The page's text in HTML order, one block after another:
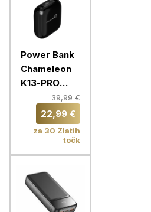
Power Bank
Chameleon
K13-PRO
10000mAh
39,99 €
22,99 €
za 30 Zlatih
točk